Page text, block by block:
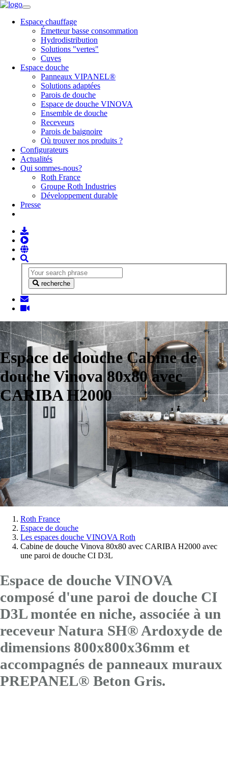
Espace chauffage
Émetteur basse consommation
Hydrodistribution
Solutions "vertes"
Cuves
Espace douche
Panneaux VIPANEL®
Solutions adaptées
Parois de douche
Espace de douche VINOVA
Ensemble de douche
Receveurs
Parois de baignoire
Où trouver nos produits ?
Configurateurs
Actualités
Qui sommes-nous?
Roth France
Groupe Roth Industries
Développement durable
Presse
recherche
Espace de douche Cabine de
douche Vinova 80x80 avec
CARIBA H2000
Vous
êtes
Roth France
Espace de douche
Les espaces douche VINOVA Roth
Cabine de douche Vinova 80x80 avec CARIBA H2000 avec
une paroi de douche CI D3L
Espace de douche VINOVA
composé d'une paroi de douche CI
D3L montée en niche, associée à un
receveur Natura SH® Ardoxyde de
dimensions 800x800x36mm et
accompagnés de panneaux muraux
PREPANEL® Beton Gris.